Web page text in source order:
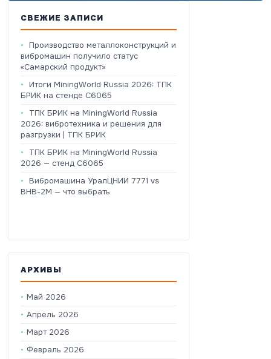
СВЕЖИЕ ЗАПИСИ
Производство металлоконструкций и
вибромашин получило статус
«Самарский продукт»
Итоги MiningWorld Russia 2026: ТПК
БРИК на стенде C6065
ТПК БРИК на MiningWorld Russia
2026: вибротехника и решения для
разгрузки | ТПК БРИК
ТПК БРИК на MiningWorld Russia
2026 — стенд C6065
Вибромашина УралЦНИИ 7771 vs
ВНВ-2М — что выбрать
АРХИВЫ
Май 2026
Апрель 2026
Март 2026
Февраль 2026